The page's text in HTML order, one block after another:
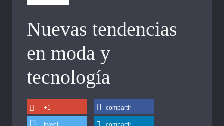
Nuevas tendencias
en moda y
tecnología
+1 compartir